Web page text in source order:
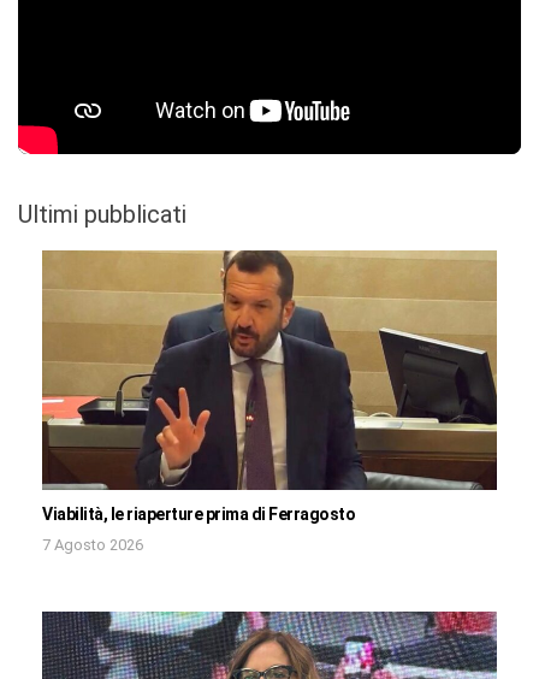
Ultimi pubblicati
Viabilità, le riaperture prima di Ferragosto
7 Agosto 2026